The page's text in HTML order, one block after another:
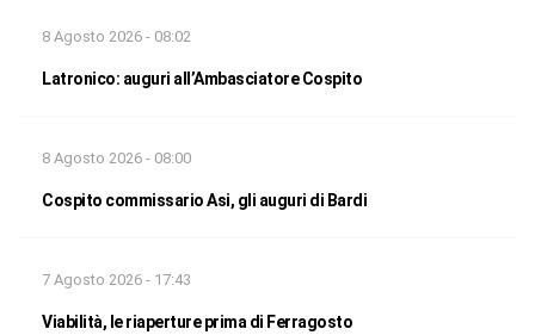
8 Agosto 2026 - 08:02
Latronico: auguri all’Ambasciatore Cospito
8 Agosto 2026 - 08:00
Cospito commissario Asi, gli auguri di Bardi
7 Agosto 2026 - 17:43
Viabilità, le riaperture prima di Ferragosto